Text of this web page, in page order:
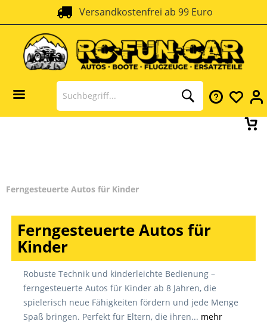
Versandkostenfrei ab 99 Euro
SSL Verschlüsselung
Ferngesteuerte Autos für Kinder
Ferngesteuerte Autos für
Kinder
Robuste Technik und kinderleichte Bedienung –
ferngesteuerte Autos für Kinder ab 8 Jahren, die
spielerisch neue Fähigkeiten fördern und jede Menge
Spaß bringen. Perfekt für Eltern, die ihren... mehr